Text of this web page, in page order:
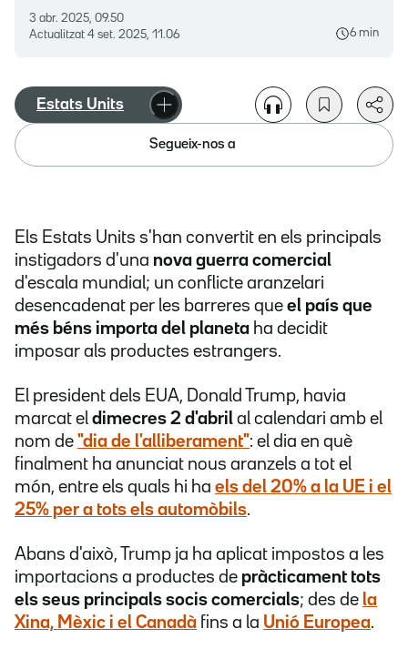
3 abr. 2025, 09.50
Actualitzat 4 set. 2025, 11.06 6 min
Estats Units
Segueix-nos a
Els Estats Units s'han convertit en els principals
instigadors d'una nova guerra comercial
d'escala mundial; un conflicte aranzelari
desencadenat per les barreres que el país que
més béns importa del planeta ha decidit
imposar als productes estrangers.
El president dels EUA, Donald Trump, havia
marcat el dimecres 2 d'abril al calendari amb el
nom de "dia de l'alliberament": el dia en què
finalment ha anunciat nous aranzels a tot el
món, entre els quals hi ha els del 20% a la UE i el
25% per a tots els automòbils.
Abans d'això, Trump ja ha aplicat impostos a les
importacions a productes de pràcticament tots
els seus principals socis comercials; des de la
Xina, Mèxic i el Canadà fins a la Unió Europea.